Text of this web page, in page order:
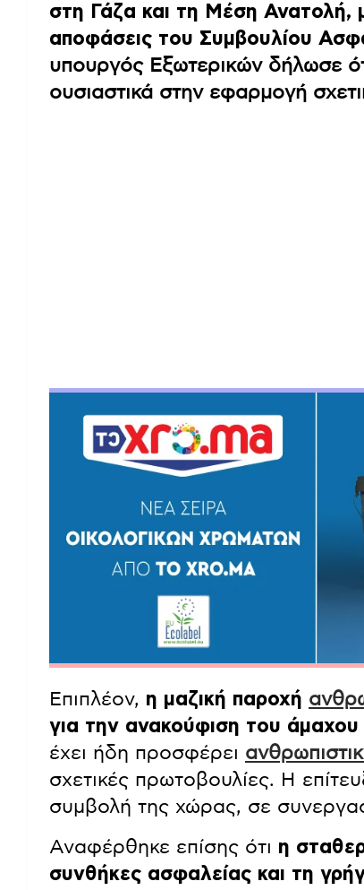
στη Γάζα και τη Μέση Ανατολή,
αποφάσεις του Συμβουλίου
υπουργός Εξωτερικών δήλωσε
ουσιαστικά στην εφαρμογή
Επιπλέον, η μαζική παροχή
για την ανακούφιση του
έχει ήδη προσφέρει
σχετικές πρωτοβουλίες. Η
συμβολή της χώρας, σε
Αναφέρθηκε επίσης ότι η
συνθήκες ασφαλείας και τη